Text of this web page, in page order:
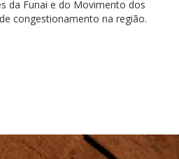
da Funai e do Movimento dos
congestionamento na região.